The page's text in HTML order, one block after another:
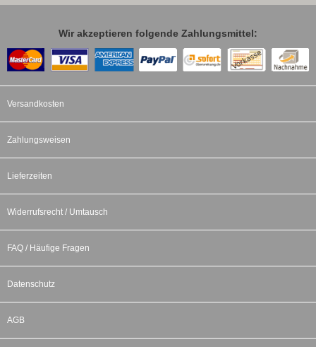
Wir akzeptieren folgende Zahlungsmittel:
Versandkosten
Zahlungsweisen
Lieferzeiten
Widerrufsrecht / Umtausch
FAQ / Häufige Fragen
Datenschutz
AGB